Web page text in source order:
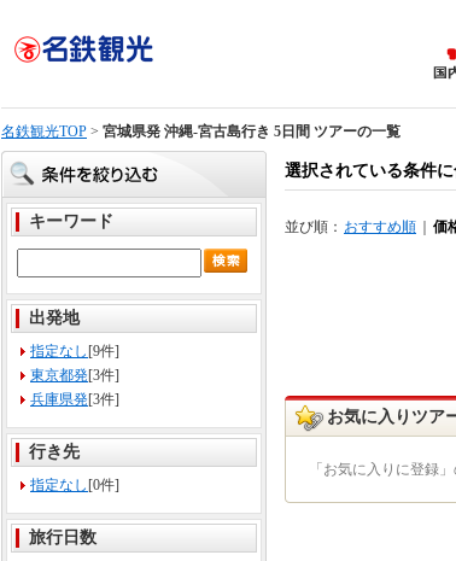
名鉄観光TOP > 宮城県発 沖縄-宮古島行き 5日間 ツアーの一覧
キーワード
出発地
指定なし [9件]
東京都発[3件]
兵庫県発[3件]
行き先
指定なし [0件]
旅行日数
選択されている条件
並び順： おすすめ順 価
お気に入りツア
「お気に入りに登録